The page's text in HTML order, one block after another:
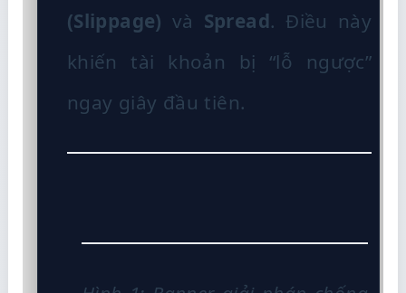
(Slippage) và Spread. Điều này
khiến tài khoản bị “lỗ ngược”
ngay giây đầu tiên.